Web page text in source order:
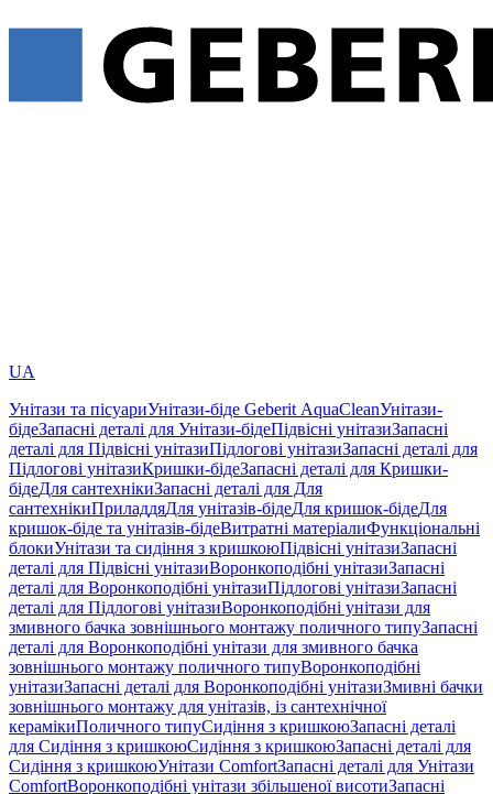
UA
Унітази та пісуариУнітази-біде Geberit AquaCleanУнітази-
бідеЗапасні деталі для Унітази-бідеПідвісні унітазиЗапасні
деталі для Підвісні унітазиПідлогові унітазиЗапасні деталі для
Підлогові унітазиКришки-бідеЗапасні деталі для Кришки-
бідеДля сантехнікиЗапасні деталі для Для
сантехнікиПриладдяДля унітазів-бідеДля кришок-бідеДля
кришок-біде та унітазів-бідеВитратні матеріалиФункціональні
блокиУнітази та сидіння з кришкоюПідвісні унітазиЗапасні
деталі для Підвісні унітазиВоронкоподібні унітазиЗапасні
деталі для Воронкоподібні унітазиПідлогові унітазиЗапасні
деталі для Підлогові унітазиВоронкоподібні унітази для
змивного бачка зовнішнього монтажу поличного типуЗапасні
деталі для Воронкоподібні унітази для змивного бачка
зовнішнього монтажу поличного типуВоронкоподібні
унітазиЗапасні деталі для Воронкоподібні унітазиЗмивні бачки
зовнішнього монтажу для унітазів, із сантехнічної
керамікиПоличного типуСидіння з кришкоюЗапасні деталі
для Сидіння з кришкоюСидіння з кришкоюЗапасні деталі для
Сидіння з кришкоюУнітази ComfortЗапасні деталі для Унітази
ComfortВоронкоподібні унітази збільшеної висотиЗапасні